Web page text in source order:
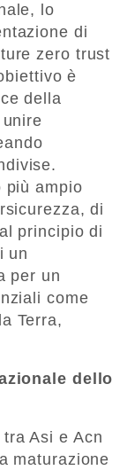
lo
di
zero trust
è
della
più ampio
di
principio di
un
per un
come
Terra,
dello
Asi e Acn
maturazione